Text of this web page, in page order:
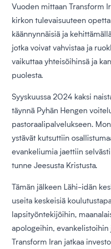
Vuoden mittaan Transform
kirkon tulevaisuuteen
käännynnäisiä ja
jotka voivat vahvistaa ja
vaikuttaa yhteisöihinsä ja
puolesta.
Syyskuussa 2024 kaksi
täynnä Pyhän Hengen
pastoraalipalvelukseen.
ystävät kutsuttiin
evankeliumia jaettiin
tunne Jeesusta Kristusta.
Tämän jälkeen Lähi-idän
useita keskeisiä
lapsityöntekijöihin,
apologeihin,
Transform Iran jatkaa